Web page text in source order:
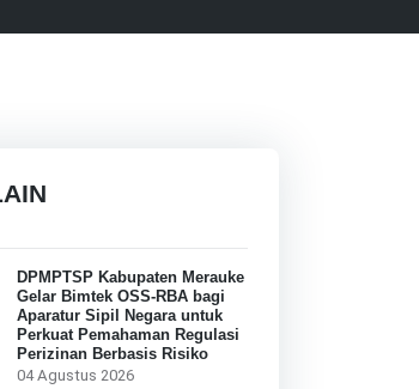
DPMPTSP Kabupaten Merauke
Gelar Bimtek OSS-RBA bagi
Aparatur Sipil Negara untuk
Perkuat Pemahaman Regulasi
Perizinan Berbasis Risiko
04 Agustus 2026